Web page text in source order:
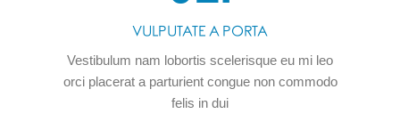
VULPUTATE A PORTA
Vestibulum nam lobortis scelerisque eu mi leo
orci placerat a parturient congue non commodo
felis in dui